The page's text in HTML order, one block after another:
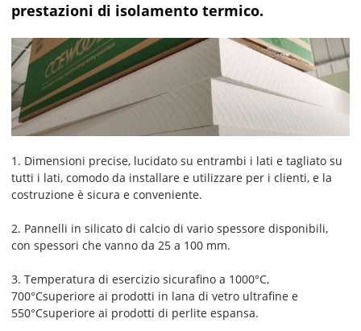
prestazioni di isolamento termico.
1. Dimensioni precise, lucidato su entrambi i lati e tagliato su
tutti i lati, comodo da installare e utilizzare per i clienti, e la
costruzione è sicura e conveniente.
2. Pannelli in silicato di calcio di vario spessore disponibili,
con spessori che vanno da 25 a 100 mm.
3. Temperatura di esercizio sicurafino a 1000°C,
700°Csuperiore ai prodotti in lana di vetro ultrafine e
550°Csuperiore ai prodotti di perlite espansa.